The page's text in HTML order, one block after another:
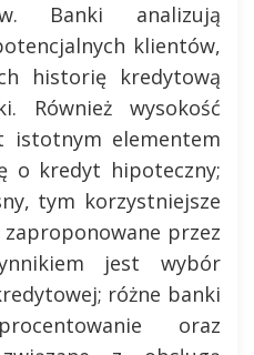
Banki analizują
klientów,
historię kredytową
Również wysokość
istotnym elementem
o kredyt hipoteczny;
tym korzystniejsze
przez
jest wybór
różne banki
oraz